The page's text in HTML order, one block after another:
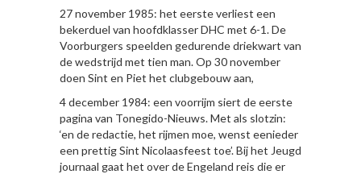
27 november 1985: het eerste verliest een
bekerduel van hoofdklasser DHC met 6-1. De
Voorburgers speelden gedurende driekwart van
de wedstrijd met tien man. Op 30 november
doen Sint en Piet het clubgebouw aan,
4 december 1984: een voorrijm siert de eerste
pagina van Tonegido-Nieuws. Met als slotzin:
‘en de redactie, het rijmen moe, wenst eenieder
een prettig Sint Nicolaasfeest toe’. Bij het Jeugd
journaal gaat het over de Engeland reis die er